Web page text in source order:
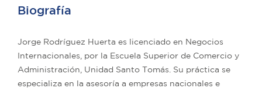
Biografía
Jorge Rodríguez Huerta es licenciado en Negocios
Internacionales, por la Escuela Superior de Comercio y
Administración, Unidad Santo Tomás. Su práctica se
especializa en la asesoría a empresas nacionales e